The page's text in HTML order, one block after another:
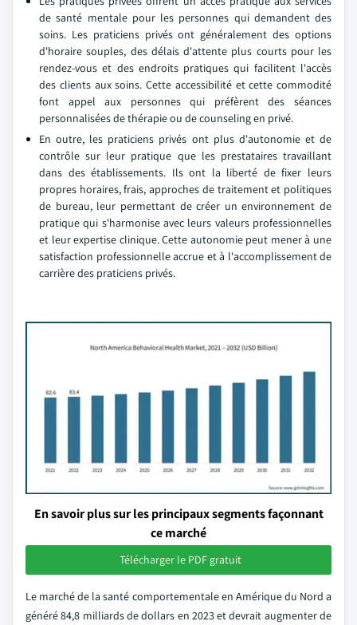
de santé mentale pour les personnes qui demandent des
soins. Les praticiens privés ont généralement des options
d'horaire souples, des délais d'attente plus courts pour les
rendez-vous et des endroits pratiques qui facilitent l'accès
des clients aux soins. Cette accessibilité et cette commodité
font appel aux personnes qui préfèrent des séances
personnalisées de thérapie ou de counseling en privé.
En outre, les praticiens privés ont plus d'autonomie et de
contrôle sur leur pratique que les prestataires travaillant
dans des établissements. Ils ont la liberté de fixer leurs
propres horaires, frais, approches de traitement et politiques
de bureau, leur permettant de créer un environnement de
pratique qui s'harmonise avec leurs valeurs professionnelles
et leur expertise clinique. Cette autonomie peut mener à une
satisfaction professionnelle accrue et à l'accomplissement de
carrière des praticiens privés.
En savoir plus sur les principaux segments façonnant
ce marché
Télécharger le PDF gratuit
Le marché de la santé comportementale en Amérique du Nord a
généré 84,8 milliards de dollars en 2023 et devrait augmenter de